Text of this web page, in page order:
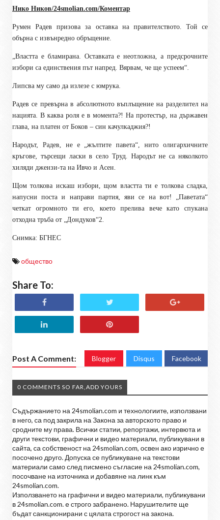
Нико Ников/24smolian.com/Коментар
Румен Радев призова за оставка на правителството. Той се
обърна с извънредно обръщение.
„Властта е бламирана. Оставката е неотложна, а предсрочните
избори са единствения път напред. Вярвам, че ще успеем“.
Липсва му само да излезе с юмрука.
Радев се превърна в абсолютното въплъщение на разделител на
нацията. В каква роля е в момента?! На протестър, на държавен
глава, на платен от Боков – син качулкаджия?!
Народът, Радев, не е „жълтите павета“, нито олигархичните
кръгове, търсещи ласки в село Труд. Народът не са няколкото
хиляди джензи-та на Ивчо и Асен.
Щом толкова искаш избори, щом властта ти е толкова сладка,
напусни поста и направи партия, яви се на вот! „Паветата“
четкат огромното ти его, което прелива вече като спукана
отходна тръба от „Дондуков“2.
Снимка: БГНЕС
общество
Share To:
Post A Comment: Blogger Disqus Facebook
0 COMMENTS SO FAR,ADD YOURS
Съдържанието на 24smolian.com и технологиите, използвани
в него, са под закрила на Закона за авторското право и
сродните му права. Всички статии, репортажи, интервюта и
други текстови, графични и видео материали, публикувани в
сайта, са собственост на 24smolian.com, освен ако изрично е
посочено друго. Допуска се публикуване на текстови
материали само след писмено съгласие на 24smolian.com,
посочване на източника и добавяне на линк към
24smolian.com.
Използването на графични и видео материали, публикувани
в 24smolian.com. е строго забранено. Нарушителите ще
бъдат санкционирани с цялата строгост на закона.